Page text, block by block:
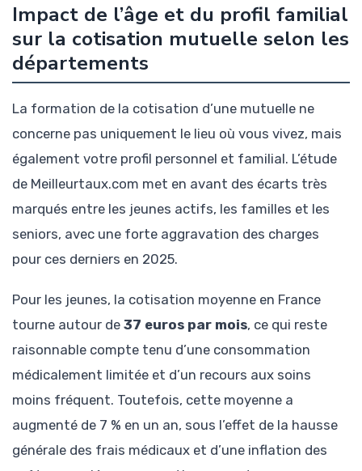
Impact de l’âge et du profil familial
sur la cotisation mutuelle selon les
départements
La formation de la cotisation d’une mutuelle ne
concerne pas uniquement le lieu où vous vivez, mais
également votre profil personnel et familial. L’étude
de Meilleurtaux.com met en avant des écarts très
marqués entre les jeunes actifs, les familles et les
seniors, avec une forte aggravation des charges
pour ces derniers en 2025.
Pour les jeunes, la cotisation moyenne en France
tourne autour de 37 euros par mois, ce qui reste
raisonnable compte tenu d’une consommation
médicalement limitée et d’un recours aux soins
moins fréquent. Toutefois, cette moyenne a
augmenté de 7 % en un an, sous l’effet de la hausse
générale des frais médicaux et d’une inflation des